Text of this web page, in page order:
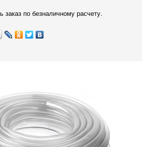
заказ по безналичному расчету.